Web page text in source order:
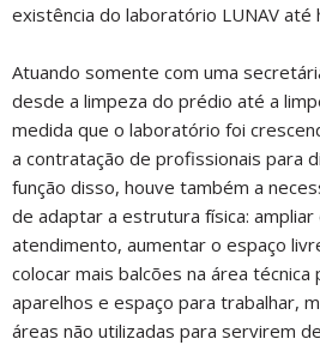
existência do laboratório LUNAV até
Atuando somente com uma
desde a limpeza do prédio até a
medida que o laboratório foi
a contratação de profissionais para
função disso, houve também a
de adaptar a estrutura física: ampliar
atendimento, aumentar o espaço
colocar mais balcões na área
aparelhos e espaço para trabalhar,
áreas não utilizadas para servirem